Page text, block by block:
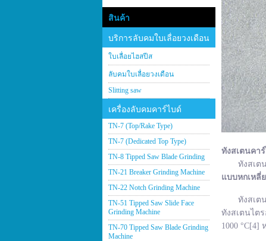
สินค้า
บริการลับคมใบเลื่อยวงเดือน
ใบเลื่อยไฮสปีส
ลับคมใบเลื่อยวงเดือน
Slitting saw
เครื่องลับคมคาร์ไบด์
TN-7 (Top/Rake Type)
TN-7 (Dedicated Top Type)
TN-8 Tipped Saw Blade Grinding
TN-21 Breaker Grinding Machine
TN-22 Notch Grinding Machine
TN-51 Tipped Saw Slide Face
Grinding Machine
TN-70 Tipped Saw Blade Grinding
Machine
ทังสเตนคา
ทังสเตนค
แบบหกเหลี่
ทังสเตนค
ทังสเตนไต
1000 °C[4]